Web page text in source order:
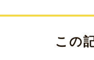
この